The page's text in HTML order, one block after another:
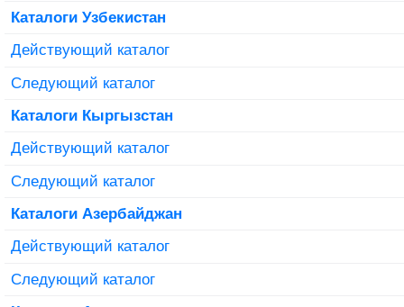
Каталоги Узбекистан
Действующий каталог
Следующий каталог
Каталоги Кыргызстан
Действующий каталог
Следующий каталог
Каталоги Азербайджан
Действующий каталог
Следующий каталог